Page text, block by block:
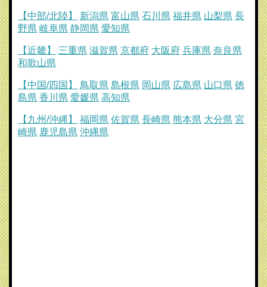
【中部/北陸】 新潟県 富山県 石川県 福井県 山梨県 長
野県 岐阜県 静岡県 愛知県
【近畿】 三重県 滋賀県 京都府 大阪府 兵庫県 奈良県
和歌山県
【中国/四国】 鳥取県 島根県 岡山県 広島県 山口県 徳
島県 香川県 愛媛県 高知県
【九州/沖縄】 福岡県 佐賀県 長崎県 熊本県 大分県 宮
崎県 鹿児島県 沖縄県